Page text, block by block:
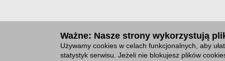
Ważne: Nasze strony wykorzystują
Używamy cookies w celach funkcjonalnych, aby
statystyk serwisu. Jeżeli nie blokujesz plików